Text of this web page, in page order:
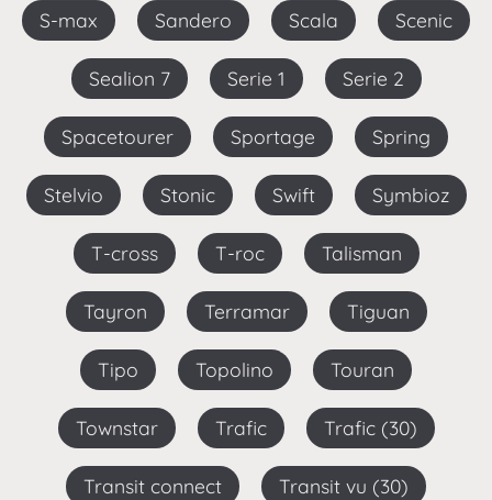
S-max Sandero Scala Scenic
Sealion 7 Serie 1 Serie 2
Spacetourer Sportage Spring
Stelvio Stonic Swift Symbioz
T-cross T-roc Talisman
Tayron Terramar Tiguan
Tipo Topolino Touran
Townstar Trafic Trafic (30)
Transit connect Transit vu (30)